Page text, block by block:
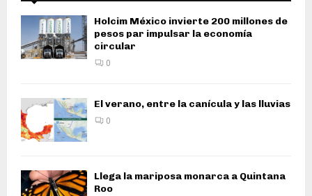
Holcim México invierte 200 millones de
pesos par impulsar la economía
circular
0
El verano, entre la canícula y las lluvias
0
Llega la mariposa monarca a Quintana
Roo